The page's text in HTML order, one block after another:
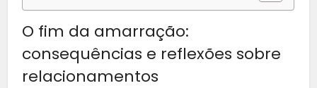
O fim da amarração:
consequências e reflexões sobre
relacionamentos